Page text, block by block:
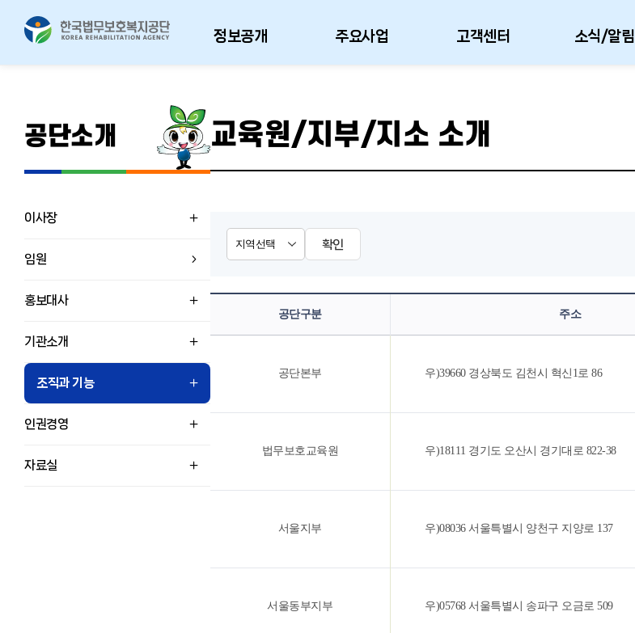
정보공개 주요사업 고객센터 소식/알림
공단소개
이사장
임원
홍보대사
기관소개
조직과 기능
인권경영
자료실
교육원/지부/지소 소개
확인
공단구분 주소
공단본부 우)39660 경상북도 김천시 혁신1로 86
법무보호교육원 우)18111 경기도 오산시 경기대로 822-38
서울지부 우)08036 서울특별시 양천구 지양로 137
서울동부지부 우)05768 서울특별시 송파구 오금로 509